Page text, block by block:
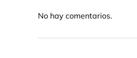
No hay comentarios.